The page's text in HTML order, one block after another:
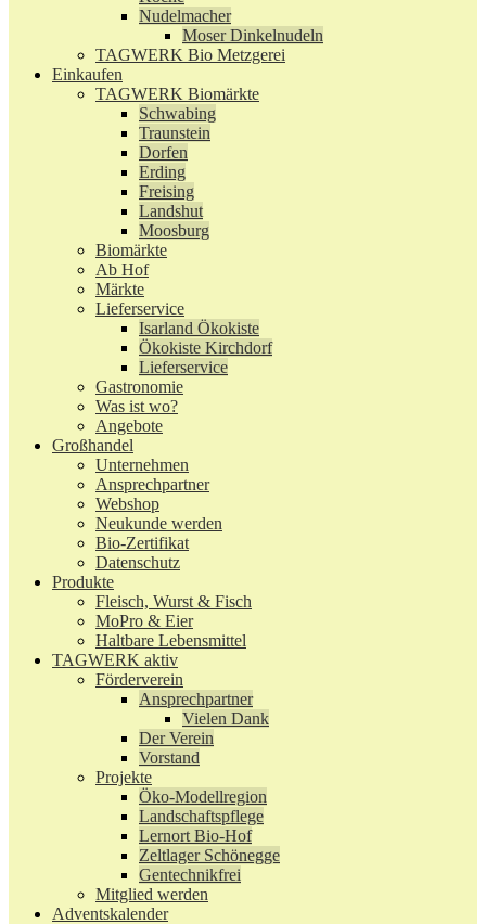
Nudelmacher
Moser Dinkelnudeln
TAGWERK Bio Metzgerei
Einkaufen
TAGWERK Biomärkte
Schwabing
Traunstein
Dorfen
Erding
Freising
Landshut
Moosburg
Biomärkte
Ab Hof
Märkte
Lieferservice
Isarland Ökokiste
Ökokiste Kirchdorf
Lieferservice
Gastronomie
Was ist wo?
Angebote
Großhandel
Unternehmen
Ansprechpartner
Webshop
Neukunde werden
Bio-Zertifikat
Datenschutz
Produkte
Fleisch, Wurst & Fisch
MoPro & Eier
Haltbare Lebensmittel
TAGWERK aktiv
Förderverein
Ansprechpartner
Vielen Dank
Der Verein
Vorstand
Projekte
Öko-Modellregion
Landschaftspflege
Lernort Bio-Hof
Zeltlager Schönegge
Gentechnikfrei
Mitglied werden
Adventskalender